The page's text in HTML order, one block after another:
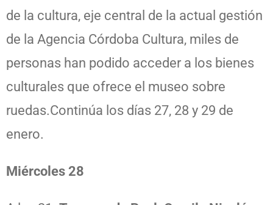
de la cultura, eje central de la actual gestión
de la Agencia Córdoba Cultura, miles de
personas han podido acceder a los bienes
culturales que ofrece el museo sobre
ruedas.Continúa los días 27, 28 y 29 de
enero.
Miércoles 28